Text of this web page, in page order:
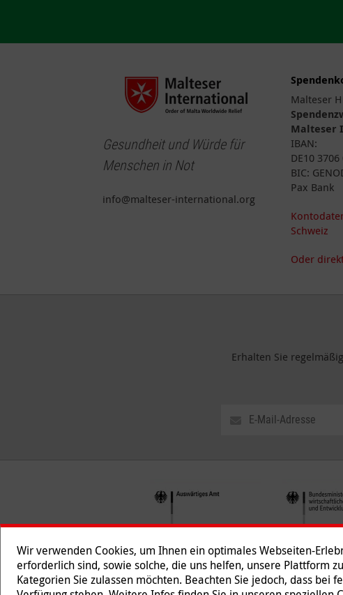
Gesundheit und Würde für
Menschen in Not
info@malteser-international.org
Malteser
Malteser
IBAN:
DE10
BIC:
Pax Bank
Schweiz
Oder
Erhalten Sie
Wir verwenden Cookies, um Ihnen ein optimales Webseiten-
erforderlich sind, sowie solche, die uns helfen, unsere Plattform
Kategorien Sie zulassen möchten. Beachten Sie jedoch, dass